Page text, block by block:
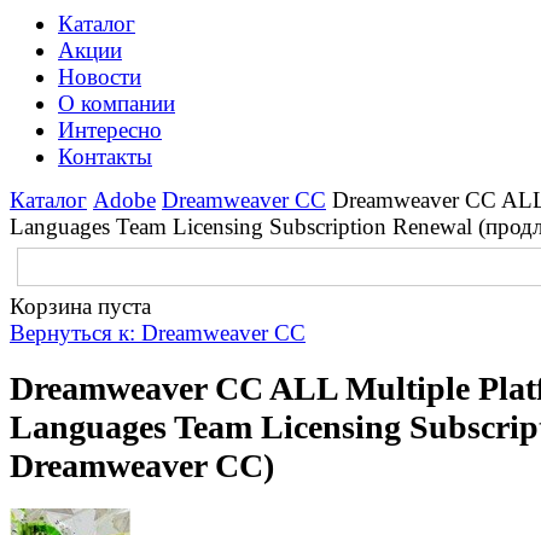
Каталог
Акции
Новости
О компании
Интересно
Контакты
Каталог Adobe Dreamweaver CC Dreamweaver CC
Languages Team Licensing Subscription Renewal
Корзина пуста
Вернуться к: Dreamweaver CC
Dreamweaver CC ALL Multiple
Languages Team Licensing
Dreamweaver CC)